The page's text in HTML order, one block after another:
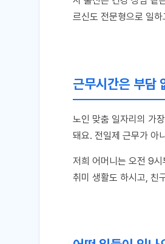
르신도 전문형으로 일하
근무시간은 부담
노인 맞춤 일자리의 가
돼요. 전일제 근무가 아
저희 어머니는 오전 9시
취미 생활도 하시고, 친